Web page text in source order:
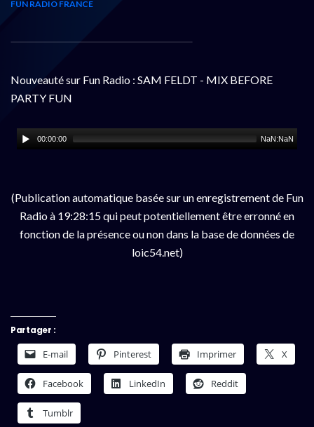
FUN RADIO FRANCE
Nouveauté sur Fun Radio : SAM FELDT - MIX BEFORE
PARTY FUN
00:00:00 NaN:NaN
(Publication automatique basée sur un enregistrement de Fun
Radio à 19:28:15 qui peut potentiellement être erronné en
fonction de la présence ou non dans la base de données de
loic54.net)
Partager :
E-mail Pinterest Imprimer X
Facebook LinkedIn Reddit
Tumblr